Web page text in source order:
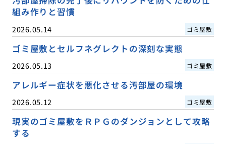
組み作りと習慣
2026.05.14 ゴミ屋敷
ゴミ屋敷とセルフネグレクトの深刻な実態
2026.05.13 ゴミ屋敷
アレルギー症状を悪化させる汚部屋の環境
2026.05.12 ゴミ屋敷
現実のゴミ屋敷をＲＰＧのダンジョンとして攻略
する